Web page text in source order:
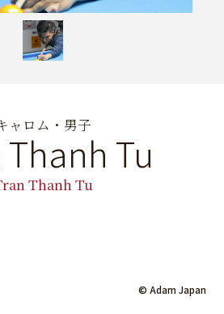
ャロム・男子
Tu
Thanh Tu
© Adam Japan